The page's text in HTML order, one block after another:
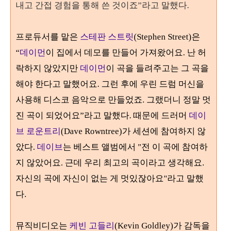
내고 간접 경험을 통해 쓴 것이죠”라고 말했다.
프로듀서를 맡은 스테판 스트릿(Stephen Street)은
“데이먼이 집에서 데모를 만들어 가져왔어요. 난 허
락하지 않았지만 데이먼이 곡을 들려주고는 그 곡을
해야 한다고 말했어요. 그런 후에 우린 드럼 머신을
사용해 디스코 음악으로 만들었죠. 그랬더니 정말 멋
진 곡이 되었어요”라고 말했다. 때문에 드러머 데이
브 로운트리(Dave Rowntree)가 세션에 참여하지 않
았다. 데이브는 베스트 앨범에서 "전 이 곡에 참여하
지 않았어요. 근데 우리 최고의 곡이라고 생각해요.
자신의 곡에 자신이 없는 게 멋있잖아요"라고 말했
다.
뮤직비디오는 케빈 고들리(Kevin Goldley)가 감독을